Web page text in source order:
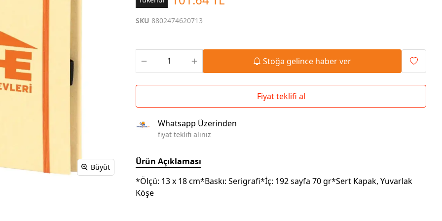
Powerbank Defter
Wireless Masa Lambası
Baskılı Masa Örtüsü
Büyüt
SKU 8802474620713
Stoğa gelince haber ver
Fiyat teklifi al
Whatsapp Üzerinden
fiyat teklifi alınız
Ürün Açıklaması
*Ölçü: 13 x 18 cm*Baskı: Serigrafi*İç: 192 sayfa 70 gr*Sert Kapak, Yuvarlak
Köşe